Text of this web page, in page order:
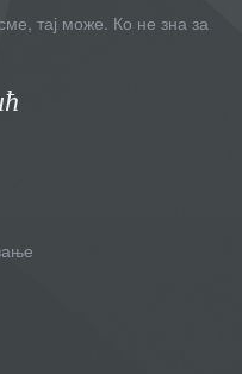
тај може. Ко не зна за